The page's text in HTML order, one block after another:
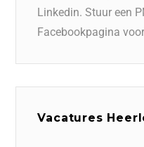
Linkedin. Stuur een
Facebookpagina
Vacatures